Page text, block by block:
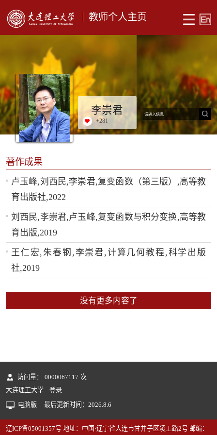
教师个人主页
李崇君
+281
著作成果
卢玉峰,刘西民,李崇君,复变函数（第三版）,高等教
育出版社,2022
刘西民,李崇君,卢玉峰,复变函数与积分变换,高等教
育出版,2019
王仁宏,朱春钢,李崇君,计算几何教程,科学出版
社,2019
没有更多内容了
访问量： 0000067117 次
大连理工大学
登录
电脑版
最后更新时间： 2026 8 6
辽ICP备05001357号 地址：中国·辽宁省大连市甘井子区凌工路2号 邮编：